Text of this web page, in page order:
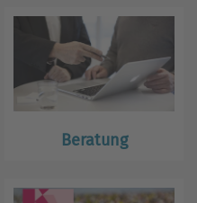
Beratung